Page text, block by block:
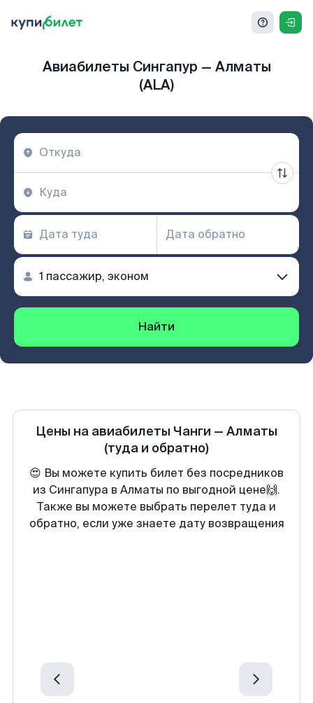
Авиабилеты Сингапур — Алматы
(ALA)
Найти
Цены на авиабилеты Чанги — Алматы
(туда и обратно)
😍 Вы можете купить билет без посредников
из Сингапура в Алматы по выгодной цене🙌.
Также вы можете выбрать перелет туда и
обратно, если уже знаете дату возвращения